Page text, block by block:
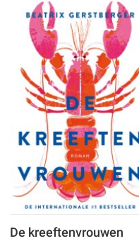
De kreeftenvrouwen